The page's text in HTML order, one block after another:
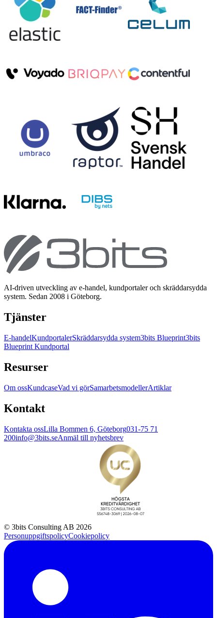
AI-driven utveckling av e-handel, kundportaler och skräddarsydda
system. Sedan 2008 i Göteborg.
Tjänster
E-handelKundportalerSkräddarsydda system3bits Blueprint3bits
Blueprint Kundportal
Resurser
Om ossKundcaseVad vi görSamarbetsmodellerArtiklar
Kontakt
Kontakta ossLilla Bommen 6, Göteborg031-75 71
200info@3bits.seAnmäl till nyhetsbrev
© 3bits Consulting AB 2026
PersonuppgiftspolicyCookiepolicy